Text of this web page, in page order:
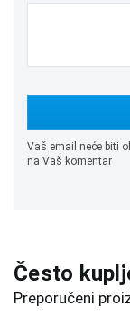
Vaš email neće biti
na Vaš komentar
Često
Preporučeni